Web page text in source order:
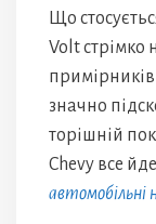
Що
Volt стрімко
значно
торішній
Chevy все